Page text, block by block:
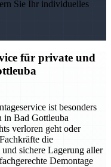
Sie Ihr individuelles
für private und
ist besonders
in Bad Gottleuba
verloren geht oder
die
sichere Lagerung aller
Demontage